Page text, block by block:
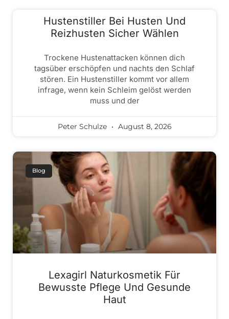
Hustenstiller Bei Husten Und
Reizhusten Sicher Wählen
Trockene Hustenattacken können dich
tagsüber erschöpfen und nachts den Schlaf
stören. Ein Hustenstiller kommt vor allem
infrage, wenn kein Schleim gelöst werden
muss und der
Peter Schulze August 8, 2026
Blog
Lexagirl Naturkosmetik Für
Bewusste Pflege Und Gesunde
Haut